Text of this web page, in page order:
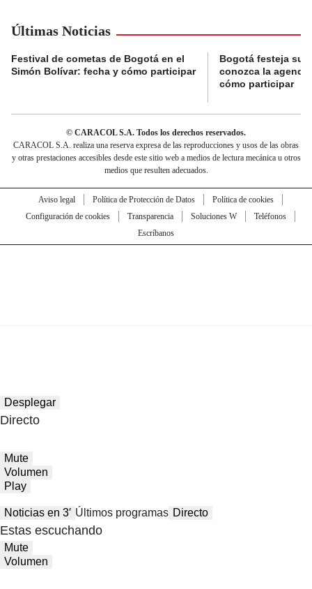
Últimas Noticias
Festival de cometas de Bogotá en el
Simón Bolívar: fecha y cómo participar
Bogotá festeja su
conozca la
cómo participar
© CARACOL S.A. Todos los derechos reservados.
CARACOL S.A. realiza una reserva expresa de las reproducciones y usos de las obras
y otras prestaciones accesibles desde este sitio web a medios de lectura mecánica u otros
medios que resulten adecuados.
Aviso legal Política de Protección de Datos
Política de cookies
Configuración de cookies
Transparencia Soluciones W
Teléfonos
Escríbanos
Desplegar
Directo
Mute
Volumen
Play
Noticias en 3′ Últimos programas Directo
Estas escuchando
Mute
Volumen